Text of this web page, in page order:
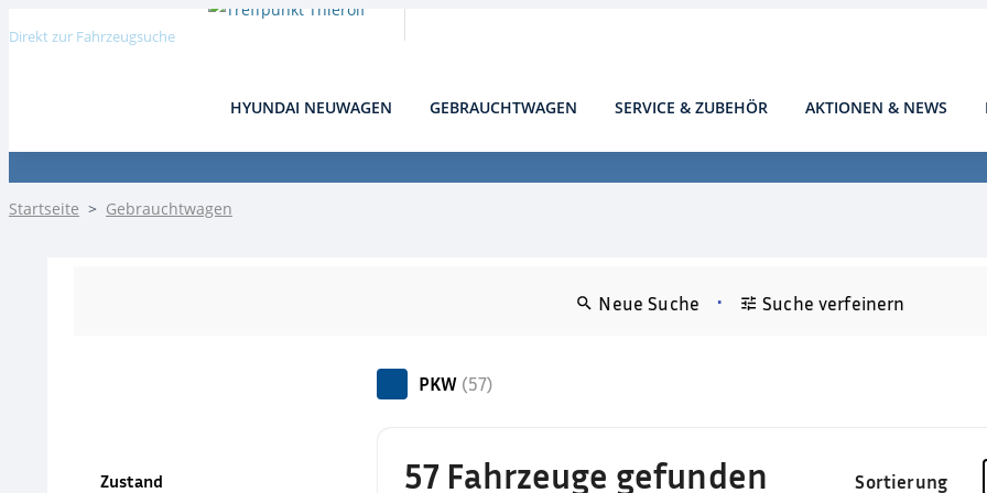
Direkt zur Fahrzeugsuche
HYUNDAI NEUWAGEN GEBRAUCHTWAGEN SERVICE & ZUBEHÖR AKTIONEN & NEWS
Startseite > Gebrauchtwagen
Neue Suche • Suche verfeinern
PKW (57)
Zustand 57 Fahrzeuge gefunden Sortierung